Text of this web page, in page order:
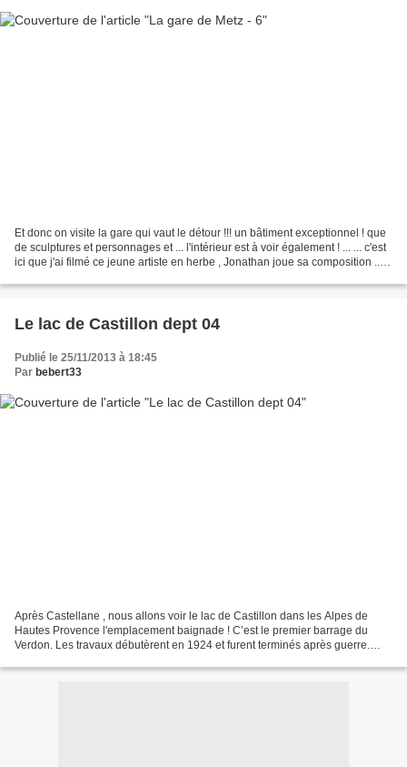
Et donc on visite la gare qui vaut le détour !!! un bâtiment exceptionnel ! que
de sculptures et personnages et ... l'intérieur est à voir également ! ... ... c'est
ici que j'ai filmé ce jeune artiste en herbe , Jonathan joue sa composition ...
Le lac de Castillon dept 04
Publié le 25/11/2013 à 18:45
Par bebert33
Après Castellane , nous allons voir le lac de Castillon dans les Alpes de
Hautes Provence l'emplacement baignade ! C’est le premier barrage du
Verdon. Les travaux débutèrent en 1924 et furent terminés après guerre.